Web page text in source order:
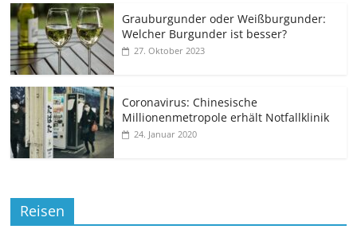
Grauburgunder oder Weißburgunder:
Welcher Burgunder ist besser?
27. Oktober 2023
Coronavirus: Chinesische
Millionenmetropole erhält Notfallklinik
24. Januar 2020
Reisen